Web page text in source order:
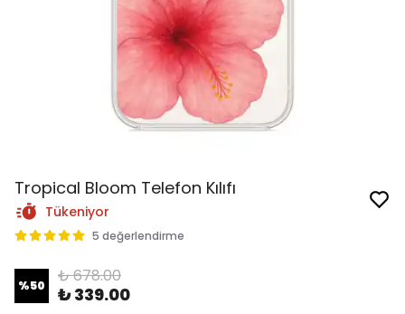
Tropical Bloom Telefon Kılıfı
Tükeniyor
5 değerlendirme
%50 ₺ 678.00
₺ 339.00